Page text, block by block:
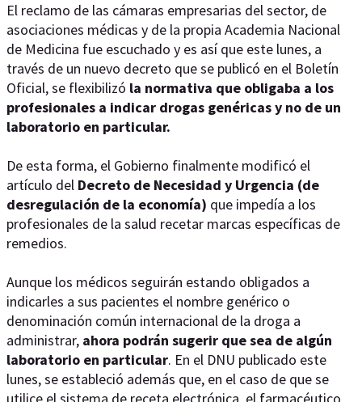
El reclamo de las cámaras empresarias del sector, de
asociaciones médicas y de la propia Academia Nacional
de Medicina fue escuchado y es así que este lunes, a
través de un nuevo decreto que se publicó en el Boletín
Oficial, se flexibilizó la normativa que obligaba a los
profesionales a indicar drogas genéricas y no de un
laboratorio en particular.
De esta forma, el Gobierno finalmente modificó el
artículo del Decreto de Necesidad y Urgencia (de
desregulación de la economía) que impedía a los
profesionales de la salud recetar marcas específicas de
remedios.
Aunque los médicos seguirán estando obligados a
indicarles a sus pacientes el nombre genérico o
denominación común internacional de la droga a
administrar, ahora podrán sugerir que sea de algún
laboratorio en particular. En el DNU publicado este
lunes, se estableció además que, en el caso de que se